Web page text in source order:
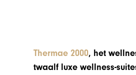
Thermae 2000, het
twaalf luxe wellness-